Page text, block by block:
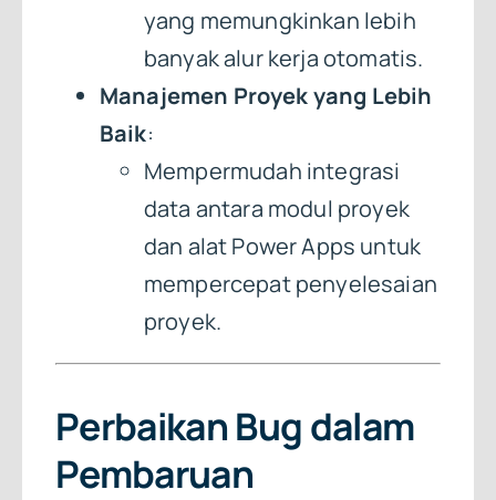
yang memungkinkan lebih
banyak alur kerja otomatis.
Manajemen Proyek yang Lebih
Baik:
Mempermudah integrasi
data antara modul proyek
dan alat Power Apps untuk
mempercepat penyelesaian
proyek.
Perbaikan Bug dalam
Pembaruan